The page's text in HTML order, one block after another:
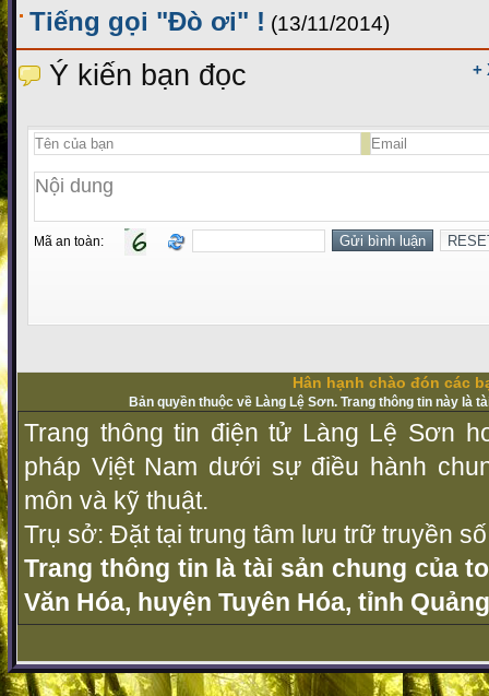
Tiếng gọi "Đò ơi" ! (13/11/2014)
+
Ý kiến bạn đọc
Mã an toàn:
Hân hạnh chào đón các
Bản quyền thuộc về Làng Lệ Sơn. Trang thông tin này là
Trang thông tin điện tử Làng Lệ Sơn
pháp Vịệt Nam dưới sự điều hành
môn và kỹ thuật.
Trụ sở: Đặt tại trung tâm lưu trữ truyền
Trang thông tin là tài sản chung của
Văn Hóa, huyện Tuyên Hóa, tỉnh